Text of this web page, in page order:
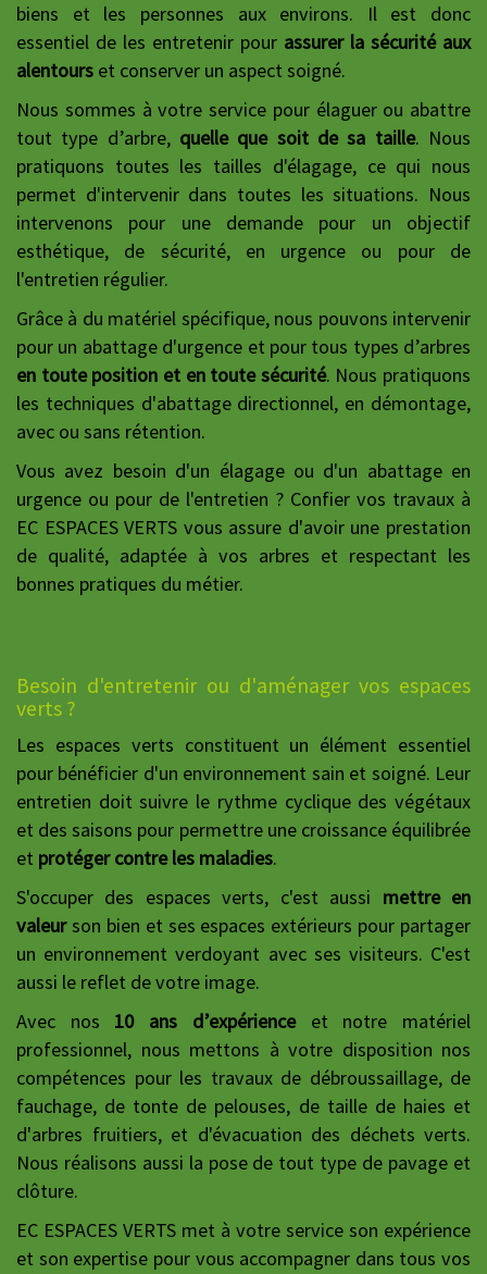
biens et les personnes aux environs. Il est donc
essentiel de les entretenir pour assurer la sécurité aux
alentours et conserver un aspect soigné.
Nous sommes à votre service pour élaguer ou abattre
tout type d’arbre, quelle que soit de sa taille. Nous
pratiquons toutes les tailles d'élagage, ce qui nous
permet d'intervenir dans toutes les situations. Nous
intervenons pour une demande pour un objectif
esthétique, de sécurité, en urgence ou pour de
l'entretien régulier.
Grâce à du matériel spécifique, nous pouvons intervenir
pour un abattage d'urgence et pour tous types d’arbres
en toute position et en toute sécurité. Nous pratiquons
les techniques d'abattage directionnel, en démontage,
avec ou sans rétention.
Vous avez besoin d'un élagage ou d'un abattage en
urgence ou pour de l'entretien ? Confier vos travaux à
EC ESPACES VERTS vous assure d'avoir une prestation
de qualité, adaptée à vos arbres et respectant les
bonnes pratiques du métier.
Besoin d'entretenir ou d'aménager vos espaces
verts ?
Les espaces verts constituent un élément essentiel
pour bénéficier d'un environnement sain et soigné. Leur
entretien doit suivre le rythme cyclique des végétaux
et des saisons pour permettre une croissance équilibrée
et protéger contre les maladies.
S'occuper des espaces verts, c'est aussi mettre en
valeurson bien et ses espaces extérieurs pour partager
un environnement verdoyant avec ses visiteurs. C'est
aussi le reflet de votre image.
Avec nos 10 ans d’expérienceet notre matériel
professionnel, nous mettons à votre disposition nos
compétences pour les travaux de débroussaillage, de
fauchage, de tonte de pelouses, de taille de haies et
d'arbres fruitiers, et d'évacuation des déchets verts.
Nous réalisons aussi la pose de tout type de pavage et
clôture.
EC ESPACES VERTS met à votre service son expérience
et son expertise pour vous accompagner dans tous vos